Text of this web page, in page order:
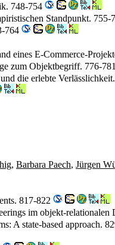
748-754
Standpunkt. 755-
764
eines E-Commerce-
zum Objektbegriff. 776-781
die erlebte
, Barbara Paech, Jürgen
817-822
im objekt-
A state-based approach.